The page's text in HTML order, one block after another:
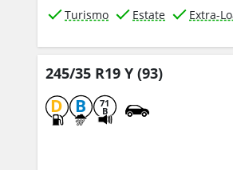
Turismo Estate Extra-
245/35 R19 Y (93)
D B 71
B